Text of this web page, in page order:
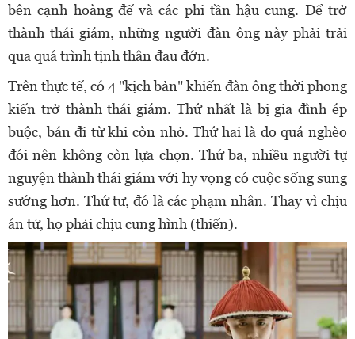
bên cạnh hoàng đế và các phi tần hậu cung. Để trở
thành thái giám, những người đàn ông này phải trải
qua quá trình tịnh thân đau đớn.
Trên thực tế, có 4 "kịch bản" khiến đàn ông thời phong
kiến trở thành thái giám. Thứ nhất là bị gia đình ép
buộc, bán đi từ khi còn nhỏ. Thứ hai là do quá nghèo
đói nên không còn lựa chọn. Thứ ba, nhiều người tự
nguyện thành thái giám với hy vọng có cuộc sống sung
sướng hơn. Thứ tư, đó là các phạm nhân. Thay vì chịu
án tử, họ phải chịu cung hình (thiến).